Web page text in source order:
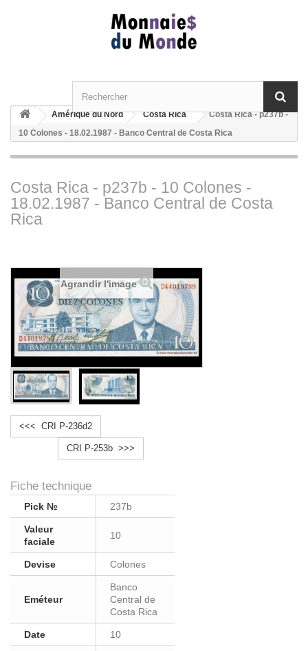
Amérique du Nord Costa Rica
Costa Rica - p237b -
10 Colones - 18.02.1987 - Banco Central de Costa Rica
Costa Rica - p237b - 10 Colones -
18.02.1987 - Banco Central de Costa
Rica
Agrandir l'image
<<< CRI P-236d2
CRI P-253b >>>
Fiche technique
Pick № 237b
Valeur
faciale
10
Devise Colones
Eméteur
Banco
Central de
Costa Rica
Date 10